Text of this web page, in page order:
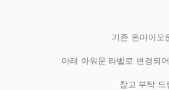
기존 온마이오
아래 아워운 라벨로 변경되
참고 부탁 드